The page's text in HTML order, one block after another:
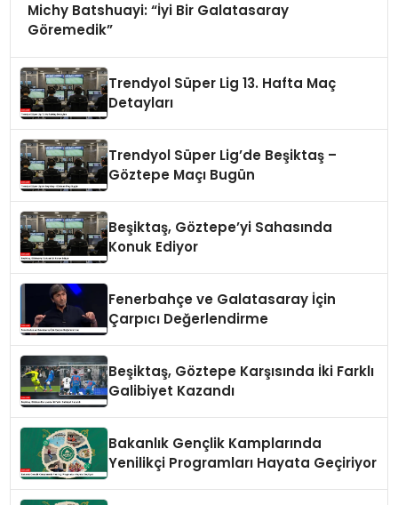
Michy Batshuayi: “İyi Bir Galatasaray
Göremedik”
Trendyol Süper Lig 13. Hafta Maç
Detayları
Trendyol Süper Lig’de Beşiktaş –
Göztepe Maçı Bugün
Beşiktaş, Göztepe’yi Sahasında
Konuk Ediyor
Fenerbahçe ve Galatasaray İçin
Çarpıcı Değerlendirme
Beşiktaş, Göztepe Karşısında İki Farklı
Galibiyet Kazandı
Bakanlık Gençlik Kamplarında
Yenilikçi Programları Hayata Geçiriyor